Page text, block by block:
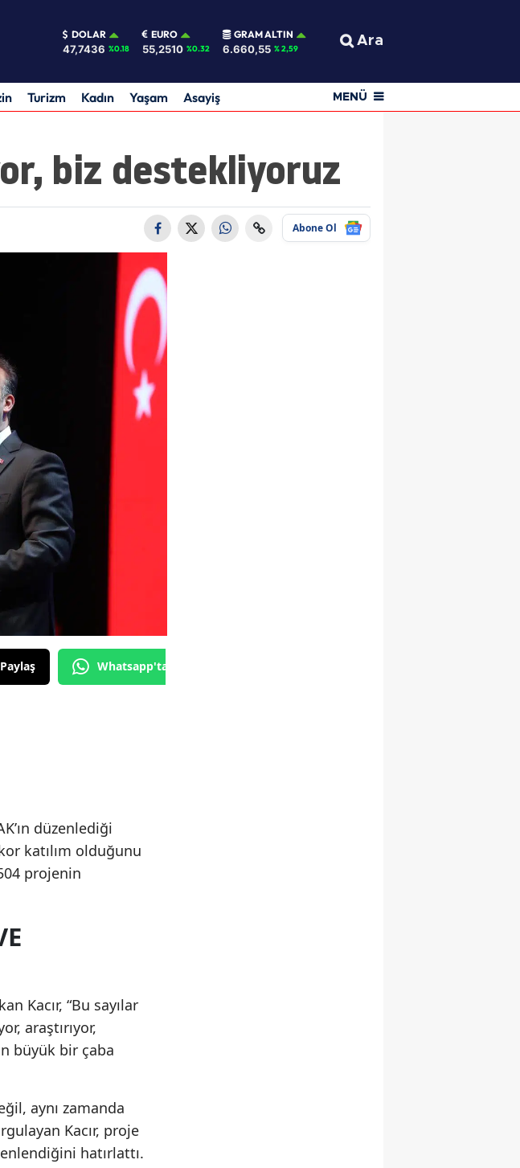
DOLAR
47,7436 %0.18
EURO
55,2510 %0.32
GRAM ALTIN
6.660,55 % 2,59 Ara
Turizm Kadın Yaşam Asayiş MENÜ
biz destekliyoruz
Abone Ol
Whatsapp'tan Gönder
düzenlediği
katılım olduğunu
projenin
Kacır, “Bu sayılar
araştırıyor,
büyük bir çaba
aynı zamanda
Kacır, proje
hatırlattı.